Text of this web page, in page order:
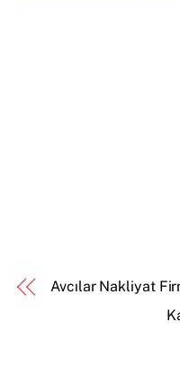
Avcılar Nakliyat